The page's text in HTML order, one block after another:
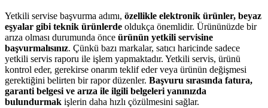
Yetkili servise başvurma adımı, özellikle elektronik ürünler, beyaz
eşyalar gibi teknik ürünlerde oldukça önemlidir. Ürününüzde bir
arıza olması durumunda önce ürünün yetkili servisine
başvurmalısınız. Çünkü bazı markalar, satıcı haricinde sadece
yetkili servis raporu ile işlem yapmaktadır. Yetkili servis, ürünü
kontrol eder, gerekirse onarım teklif eder veya ürünün değişmesi
gerektiğini belirten bir rapor düzenler. Başvuru sırasında fatura,
garanti belgesi ve arıza ile ilgili belgeleri yanınızda
bulundurmak işlerin daha hızlı çözülmesini sağlar.